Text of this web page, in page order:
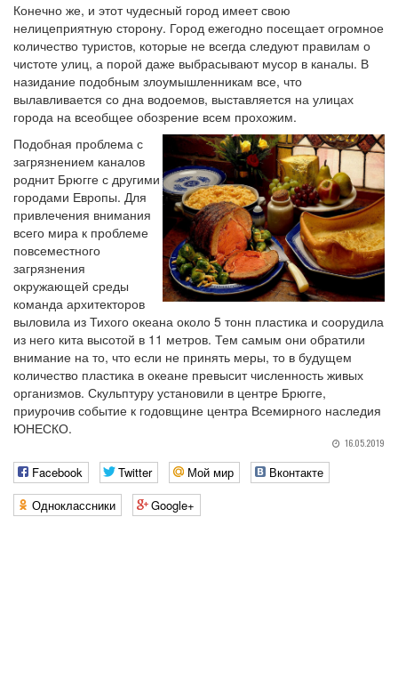
Конечно же, и этот чудесный город имеет свою
нелицеприятную сторону. Город ежегодно посещает огромное
количество туристов, которые не всегда следуют правилам о
чистоте улиц, а порой даже выбрасывают мусор в каналы. В
назидание подобным злоумышленникам все, что
вылавливается со дна водоемов, выставляется на улицах
города на всеобщее обозрение всем прохожим.
Подобная проблема с
загрязнением каналов
роднит Брюгге с другими
городами Европы. Для
привлечения внимания
всего мира к проблеме
повсеместного
загрязнения
окружающей среды
команда архитекторов
выловила из Тихого океана около 5 тонн пластика и соорудила
из него кита высотой в 11 метров. Тем самым они обратили
внимание на то, что если не принять меры, то в будущем
количество пластика в океане превысит численность живых
организмов. Скульптуру установили в центре Брюгге,
приурочив событие к годовщине центра Всемирного наследия
ЮНЕСКО.
16.05.2019
Facebook Twitter Мой мир
Вконтакте
Одноклассники
Google+